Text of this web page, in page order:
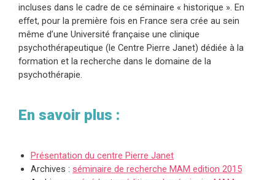
incluses dans le cadre de ce séminaire « historique ». En
effet, pour la première fois en France sera crée au sein
même d’une Université française une clinique
psychothérapeutique (le Centre Pierre Janet) dédiée à la
formation et la recherche dans le domaine de la
psychothérapie.
En savoir plus :
Présentation du centre Pierre Janet
Archives : séminaire de recherche MAM edition 2015